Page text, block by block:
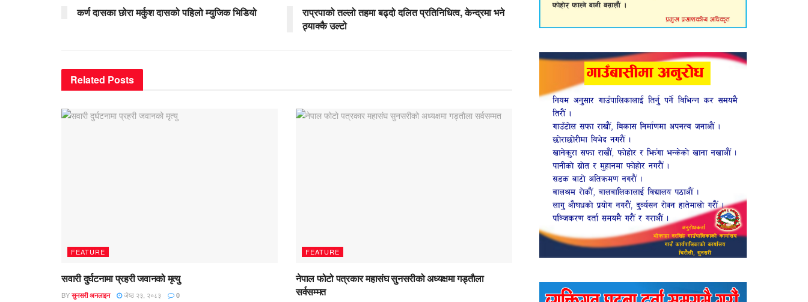
कर्ण दासका छोरा मर्कुश दासको पहिलो म्युजिक भिडियो
राप्रपाको तल्लो तहमा बढ्दो दलित प्रतिनिधित्व, केन्द्रमा भने
ठ्याक्कै उल्टो
Related Posts
FEATURE
सवारी दुर्घटनामा प्रहरी जवानको मृत्यु
BY सुनसरी अनलाइन जेष्ठ २३, २०८३ 0
FEATURE
नेपाल फोटो पत्रकार महासंघ सुनसरीको अध्यक्षमा गड्ताैला
सर्वसम्मत